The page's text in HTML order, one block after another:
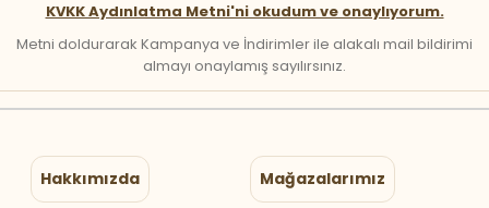
KVKK Aydınlatma Metni'ni okudum ve onaylıyorum.
Metni doldurarak Kampanya ve İndirimler ile alakalı mail bildirimi
almayı onaylamış sayılırsınız.
Hakkımızda Mağazalarımız